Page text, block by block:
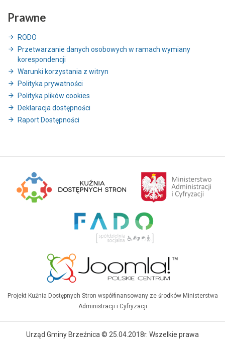
Prawne
RODO
Przetwarzanie danych osobowych w ramach wymiany
korespondencji
Warunki korzystania z witryn
Polityka prywatności
Polityka plików cookies
Deklaracja dostępności
Raport Dostępności
Projekt Kuźnia Dostępnych Stron współfinansowany ze środków Ministerstwa
Administracji i Cyfryzacji
Urząd Gminy Brzeźnica © 25.04.2018r. Wszelkie prawa